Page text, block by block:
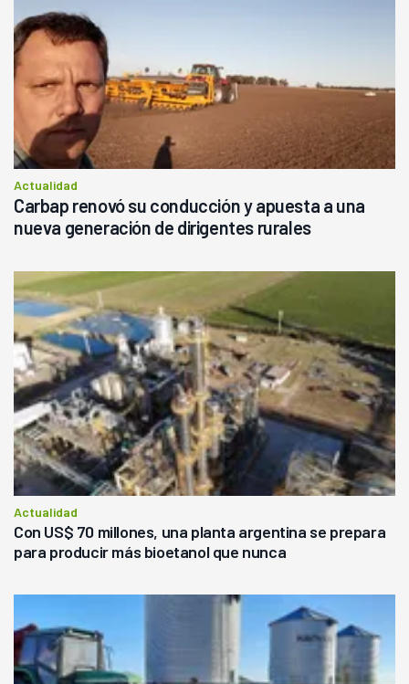
Actualidad
Carbap renovó su conducción y apuesta a una
nueva generación de dirigentes rurales
Actualidad
Con US$ 70 millones, una planta argentina se prepara
para producir más bioetanol que nunca